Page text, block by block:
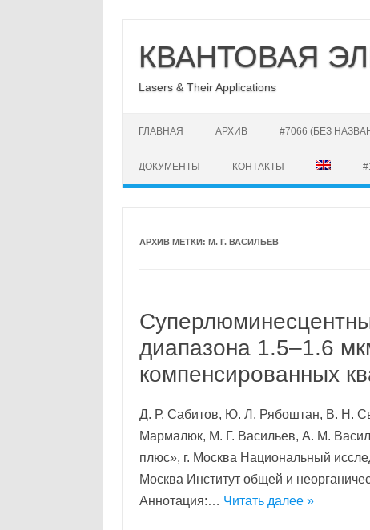
содержимому
КВАНТОВАЯ
Lasers & Their Applications
ГЛАВНАЯ АРХИВ #7066 (БЕЗ
ДОКУМЕНТЫ КОНТАКТЫ
АРХИВ МЕТКИ: М. Г. ВАСИЛЬЕВ
диапазона 1.5–1.6
компенсированных
Д. Р. Сабитов, Ю. Л. Рябоштан, В. Н.
Мармалюк, М. Г. Васильев, А. М.
плюс», г. Москва Национальный
Москва Институт общей и
Аннотация:… Читать далее »